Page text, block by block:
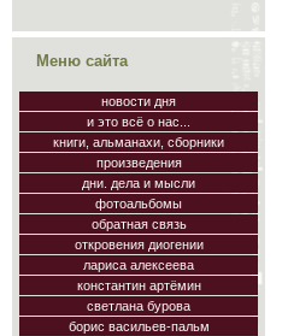
Меню сайта
новости дня
и это всё о нас...
книги, альманахи, сборники
произведения
дни. дела и мысли
фотоальбомы
обратная связь
откровения диогении
лариса алексеева
константин артёмин
светлана бурова
борис васильев-пальм